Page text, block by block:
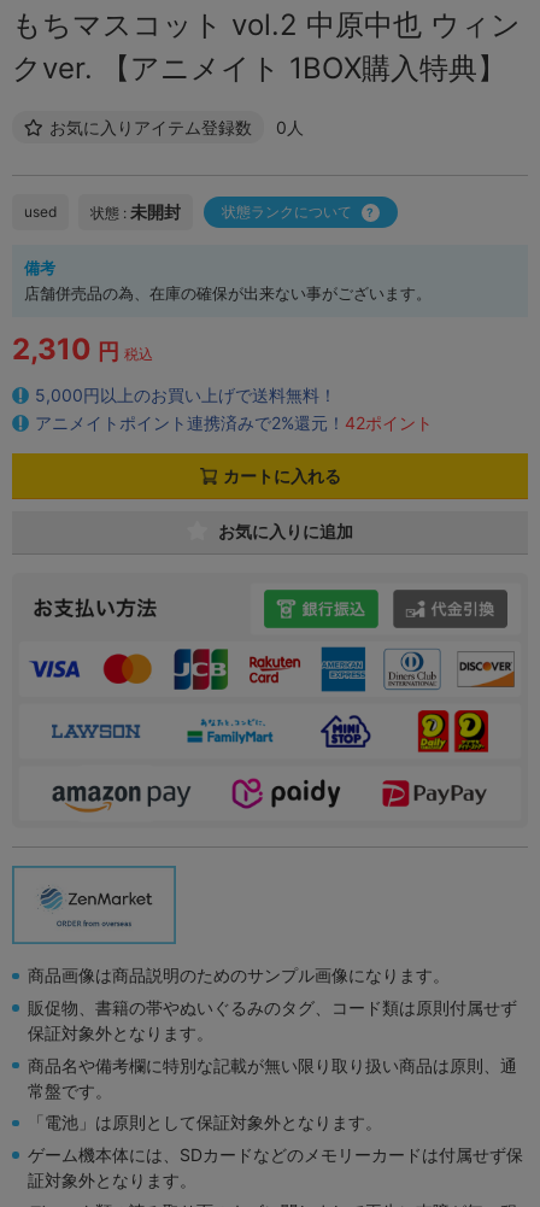
もちマスコット vol.2 中原中也 ウィン
クver. 【アニメイト 1BOX購入特典】
お気に入りアイテム登録数 0人
used 状態 : 未開封 状態ランクについて
備考
店舗併売品の為、在庫の確保が出来ない事がございます。
2,310 円 税込
5,000円以上のお買い上げで送料無料！
アニメイトポイント連携済みで2%還元！ 42ポイント
カートに入れる
お気に入りに追加
商品画像は商品説明のためのサンプル画像になります。
販促物、書籍の帯やぬいぐるみのタグ、コード類は原則付属せず
保証対象外となります。
商品名や備考欄に特別な記載が無い限り取り扱い商品は原則、通
常盤です。
「電池」は原則として保証対象外となります。
ゲーム機本体には、SDカードなどのメモリーカードは付属せず保
証対象外となります。